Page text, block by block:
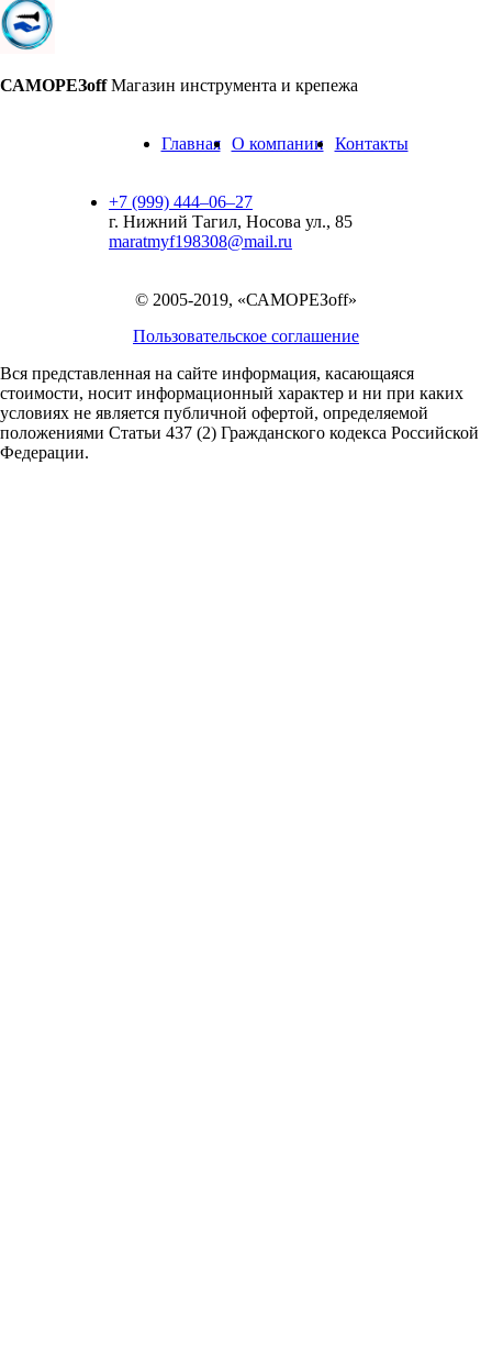
САМОРЕЗoff Магазин инструмента и крепежа
Главная О компании Контакты
+7 (999) 444‒06‒27
г. Нижний Тагил, Носова ул., 85
maratmyf198308@mail.ru
© 2005-2019, «САМОРЕЗoff»
Пользовательское соглашение
Вся представленная на сайте информация, касающаяся
стоимости, носит информационный характер и ни при каких
условиях не является публичной офертой, определяемой
положениями Статьи 437 (2) Гражданского кодекса Российской
Федерации.